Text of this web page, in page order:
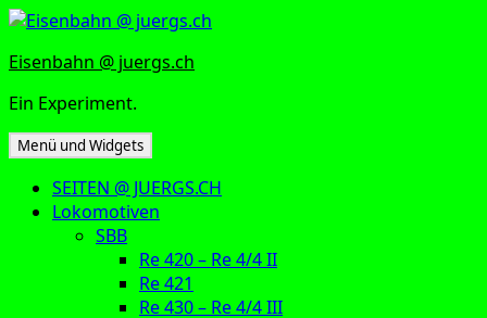
Zum
springen
Eisenbahn @ juergs.ch
Ein Experiment.
Menü und Widgets
SEITEN @ JUERGS.CH
Lokomotiven
SBB
Re 420 – Re 4/4 II
Re 421
Re 430 – Re 4/4 III